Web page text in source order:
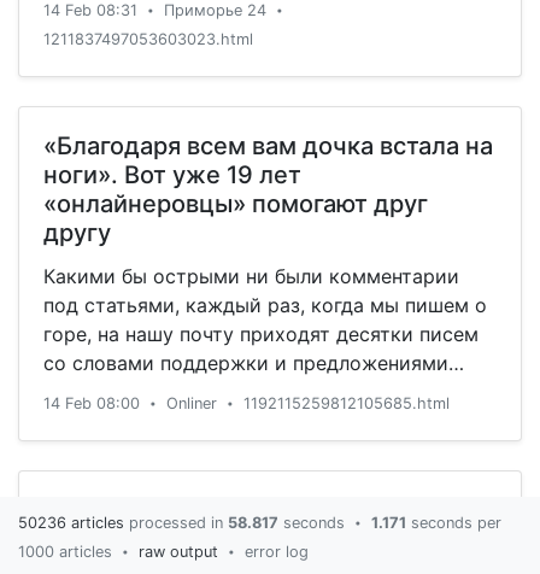
50236 articles processed in 58.817 seconds • 1.171 seconds per
1000 articles
• raw output • error log
14 Feb 08:31 • Приморье 24 •
1211837497053603023.html
«Благодаря всем вам дочка встала на
ноги». Вот уже 19 лет
«онлайнеровцы» помогают друг
другу
Какими бы острыми ни были комментарии
под статьями, каждый раз, когда мы пишем о
горе, на нашу почту приходят десятки писем
со словами поддержки и предложениями
помощи. «Эффект Onliner» ощутили на себе
получивших такую нужную и важную
говорим о вас, дорогие читатели.
14 Feb 08:00 • Onliner • 1192115259812105685.html
«Вашингтон» обыграл «Колорадо»
без результативных действий
Овечкина, «Калгари» разгромил